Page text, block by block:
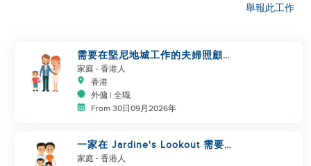
舉報此工作
需要在堅尼地城工作的夫婦照顧嬰
兒/兒童
家庭 - 香港人
香港
外傭 | 全職
From 30日09月2026年
一家在 Jardine's Lookout 需要兒
童照顧和清潔服務
家庭 - 香港人